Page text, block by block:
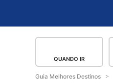
QUANDO IR
Guia Melhores Destinos